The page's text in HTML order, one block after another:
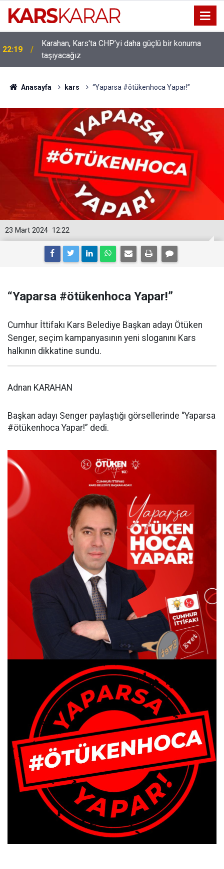
16:15
Uludaşdemir, YENİ Parti’nin kurucu il başkanlığı
görevine getirildi
Anasayfa kars “Yaparsa #ötükenhoca Yapar!”
12:22
23 Mart 2024
“Yaparsa #ötükenhoca Yapar!”
Cumhur İttifakı Kars Belediye Başkan adayı Ötüken
Senger, seçim kampanyasının yeni sloganını Kars
halkının dikkatine sundu.
Adnan KARAHAN
Başkan adayı Senger paylaştığı görsellerinde “Yaparsa
#ötükenhoca Yapar!” dedi.